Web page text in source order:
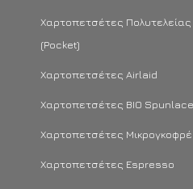
Χαρτοπετσέτες
(Pocket)
Χαρτοπετσέτες Airlaid
Χαρτοπετσέτες BIO Spunlace
Χαρτοπετσέτες Μικρογκοφρέ
Χαρτοπετσέτες Espresso